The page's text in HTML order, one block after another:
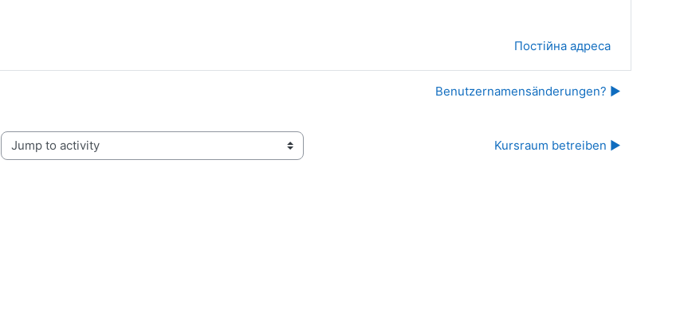
Постійна адреса
Benutzernamensänderungen? ▶︎
Jump to activity Kursraum betreiben ▶︎